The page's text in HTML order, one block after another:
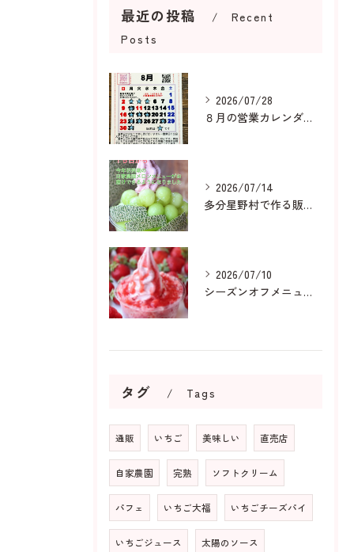
最近の投稿
Recent
Posts
2026/07/28
８月の営業カレンダーです
2026/07/14
多分星野村で作る販売用メロンは
2026/07/10
シーズンオフメニューも人気です
タグ Tags
通販 いちご 美味しい 直売店
自家農園 完熟 ソフトクリーム
パフェ いちご大福 いちごチーズパイ
いちごジュース 太陽のソース